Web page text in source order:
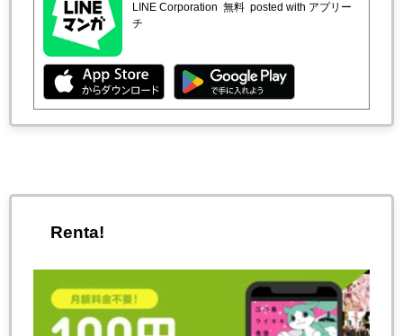
LINE Corporation 無料 posted with アプリー
チ
Renta!